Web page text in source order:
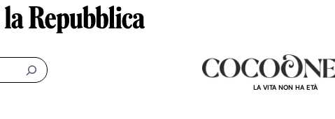
LA VITA NON HA ETÀ